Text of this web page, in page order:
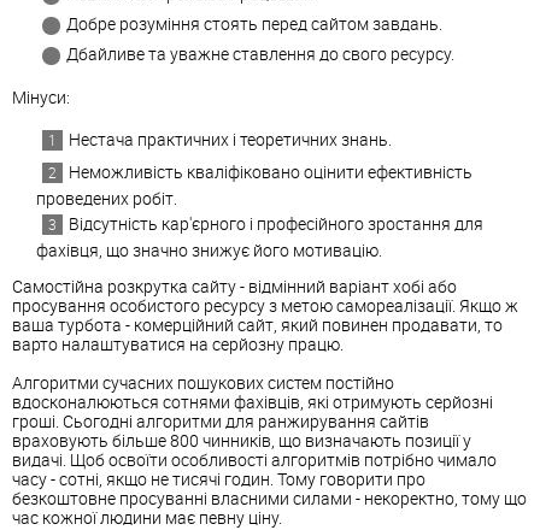
Добре розуміння стоять перед сайтом завдань.
Дбайливе та уважне ставлення до свого ресурсу.
Мінуси:
Нестача практичних і теоретичних знань.
Неможливість кваліфіковано оцінити ефективність
проведених робіт.
Відсутність кар'єрного і професійного зростання для
фахівця, що значно знижує його мотивацію.
Самостійна розкрутка сайту - відмінний варіант хобі або
просування особистого ресурсу з метою самореалізації. Якщо ж
ваша турбота - комерційний сайт, який повинен продавати, то
варто налаштуватися на серйозну працю.
Алгоритми сучасних пошукових систем постійно
вдосконалюються сотнями фахівців, які отримують серйозні
гроші. Сьогодні алгоритми для ранжирування сайтів
враховують більше 800 чинників, що визначають позиції у
видачі. Щоб освоїти особливості алгоритмів потрібно чимало
часу - сотні, якщо не тисячі годин. Тому говорити про
безкоштовне просуванні власними силами - некоректно, тому що
час кожної людини має певну ціну.